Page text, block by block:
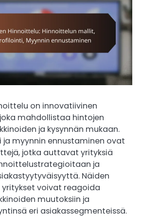
on innovatiivinen
mahdollistaa hintojen
ja kysynnän mukaan.
ja myynnin ennustaminen ovat
jotka auttavat yrityksiä
ja
Näiden
voivat reagoida
muutoksiin ja
eri asiakassegmenteissä.